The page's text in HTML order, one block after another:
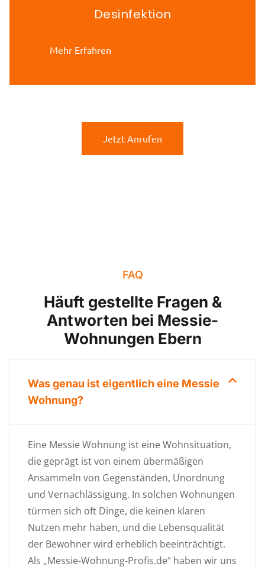
Desinfektion
Mehr Erfahren
Jetzt Anrufen
FAQ
Häuft gestellte Fragen &
Antworten bei Messie-
Wohnungen Ebern
Was genau ist eigentlich eine Messie
Wohnung?
Eine Messie Wohnung ist eine Wohnsituation,
die geprägt ist von einem übermäßigen
Ansammeln von Gegenständen, Unordnung
und Vernachlässigung. In solchen Wohnungen
türmen sich oft Dinge, die keinen klaren
Nutzen mehr haben, und die Lebensqualität
der Bewohner wird erheblich beeinträchtigt.
Als „Messie-Wohnung-Profis.de“ haben wir uns